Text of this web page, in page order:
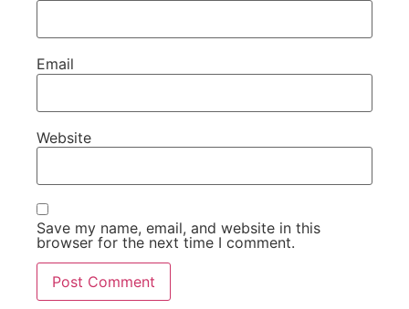
Email
Website
Save my name, email, and website in this
browser for the next time I comment.